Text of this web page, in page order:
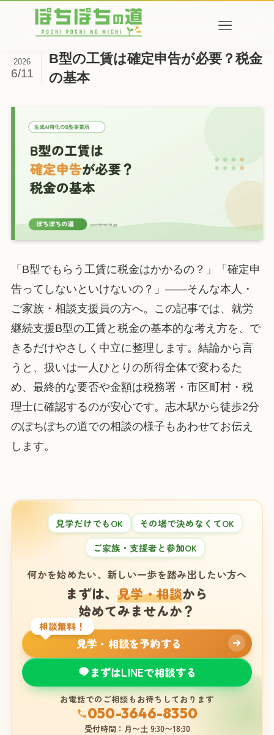
B型の工賃は確定申告が必要？税金
の基本
2026
6/11
「B型でもらう工賃に税金はかかるの？」「確定申
告ってしないといけないの？」——そんな本人・
ご家族・相談支援員の方へ。この記事では、就労
継続支援B型の工賃と税金の基本的な考え方を、で
きるだけやさしく中立に整理します。結論から言
うと、扱いは一人ひとりの所得全体で変わるた
め、最終的な要否や金額は税務署・市区町村・税
理士に確認するのが安心です。志木駅から徒歩2分
のぽちぽちの道での相談の様子もあわせてお伝え
します。
見学だけでもOK
その場で決めなくてOK
ご家族・支援者と参加OK
何かを始めたい、新しい一歩を踏み出したい方へ
まずは、見学・相談から
始めてみませんか？
相談無料！
見学・相談を予約する
まずはLINEで相談する
お電話でのご相談もお待ちしております
050-3646-8350
受付時間：月〜土 9:30〜18:30